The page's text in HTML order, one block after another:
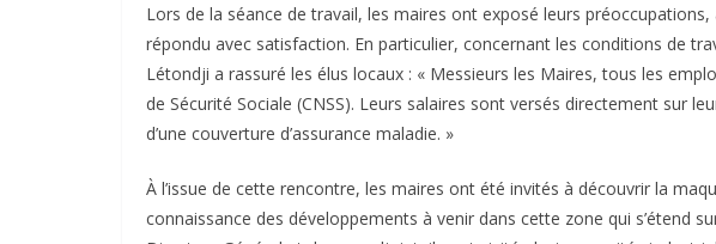
Lors de la séance de travail, les maires ont exposé leurs
répondu avec satisfaction. En particulier, concernant les conditions de
Létondji a rassuré les élus locaux : « Messieurs les Maires, tous les
de Sécurité Sociale (CNSS). Leurs salaires sont versés directement sur
d’une couverture d’assurance maladie. »
À l’issue de cette rencontre, les maires ont été invités à découvrir la
connaissance des développements à venir dans cette zone qui s’étend